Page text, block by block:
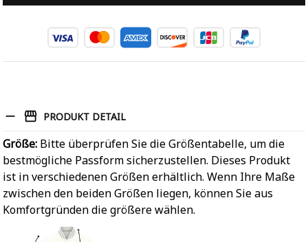
PRODUKT DETAIL
Größe: Bitte überprüfen Sie die Größentabelle, um die
bestmögliche Passform sicherzustellen. Dieses Produkt
ist in verschiedenen Größen erhältlich. Wenn Ihre Maße
zwischen den beiden Größen liegen, können Sie aus
Komfortgründen die größere wählen.